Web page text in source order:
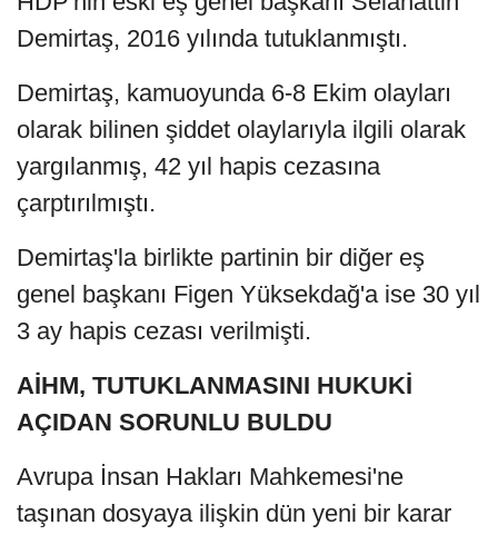
Demirtaş, 2016 yılında tutuklanmıştı.
Demirtaş, kamuoyunda 6-8 Ekim olayları
olarak bilinen şiddet olaylarıyla ilgili olarak
yargılanmış, 42 yıl hapis cezasına
çarptırılmıştı.
Demirtaş'la birlikte partinin bir diğer eş
genel başkanı Figen Yüksekdağ'a ise 30 yıl
3 ay hapis cezası verilmişti.
AİHM, TUTUKLANMASINI HUKUKİ
AÇIDAN SORUNLU BULDU
Avrupa İnsan Hakları Mahkemesi'ne
taşınan dosyaya ilişkin dün yeni bir karar